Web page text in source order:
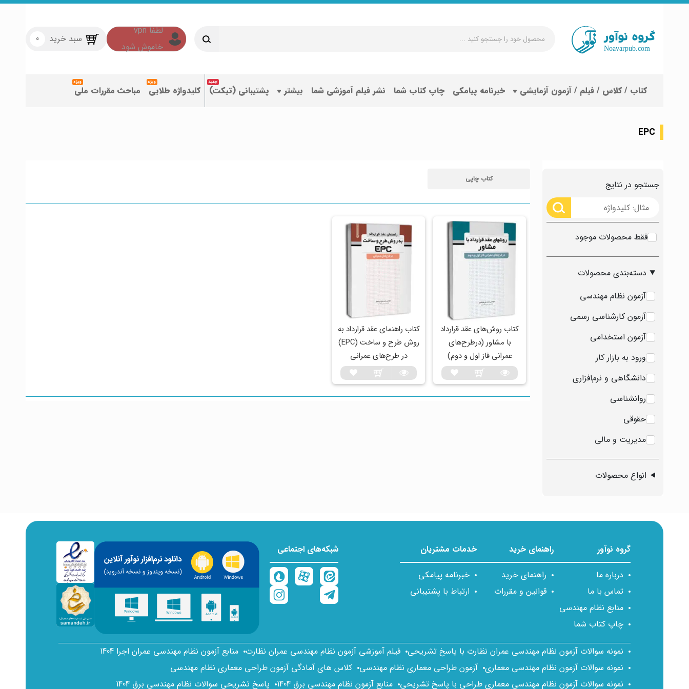
جستجو
کنید
سبد خرید 0
کتاب / کلاس / فیلم / آزمون آزمایشی خبرنامه پیامکی چاپ کتاب شما نشر فیلم آموزشی شما بیشتر پشتیبانی (تیکت) کلیدواژه طلایی مباحث مقررات ملی
EPC
جستجو در نتایج
فقط محصولات موجود
دسته‌بندی محصولات
آزمون نظام مهندسی
آزمون کارشناسی رسمی
آزمون استخدامی
ورود به بازار کار
دانشگاهی و نرم‌افزاری
روانشناسی
حقوقی
مدیریت و مالی
انواع محصولات
کتاب چاپی
کتاب روش‎‌های عقد قرارداد
با مشاور (درطرح‌های
عمرانی فاز اول و دوم)
کتاب راهنمای عقد قرارداد به
روش طرح و ساخت (EPC)
در طرح‌های عمرانی
گروه نوآور
درباره ما
تماس با ما
منابع نظام مهندسی
چاپ کتاب شما
راهنمای خرید
راهنمای خرید
قوانین و مقررات
خدمات مشتریان
خبرنامه پیامکی
ارتباط با پشتیبانی
شبکه‌های اجتماعی
نمونه سوالات آزمون نظام مهندسی عمران نظارت با پاسخ تشریحی فیلم آموزشی آزمون نظام مهندسی عمران نظارت منابع آزمون نظام مهندسی عمران اجرا 1404
نمونه سوالات آزمون نظام مهندسی معماری آزمون طراحی معماری نظام مهندسی کلاس های آمادگی آزمون طراحی معماری نظام مهندسی
نمونه سوالات آزمون نظام مهندسی معماری طراحی با پاسخ تشریحی منابع آزمون نظام مهندسی برق 1404 پاسخ تشریحی سوالات نظام مهندسی برق 1404